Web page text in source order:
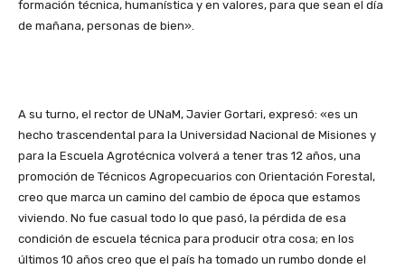
formación técnica, humanística y en valores, para que sean el día
de mañana, personas de bien».
A su turno, el rector de UNaM, Javier Gortari, expresó: «es un
hecho trascendental para la Universidad Nacional de Misiones y
para la Escuela Agrotécnica volverá a tener tras 12 años, una
promoción de Técnicos Agropecuarios con Orientación Forestal,
creo que marca un camino del cambio de época que estamos
viviendo. No fue casual todo lo que pasó, la pérdida de esa
condición de escuela técnica para producir otra cosa; en los
últimos 10 años creo que el país ha tomado un rumbo donde el